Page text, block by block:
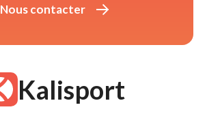
Nous contacter
Kalisport